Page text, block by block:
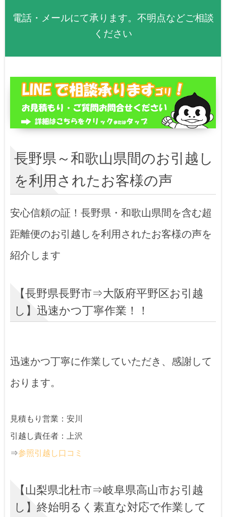
電話・メールにて承ります。不明点などご相談
ください
長野県～和歌山県間のお引越し
を利用されたお客様の声
安心信頼の証！長野県・和歌山県間を含む超
距離便のお引越しを利用されたお客様の声を
紹介します
【長野県長野市⇒大阪府平野区お引越
し】迅速かつ丁寧作業！！
迅速かつ丁寧に作業していただき、感謝して
おります。
見積もり営業：安川
引越し責任者：上沢
⇒参照引越し口コミ
【山梨県北杜市⇒岐阜県高山市お引越
し】終始明るく素直な対応で作業して